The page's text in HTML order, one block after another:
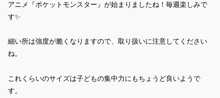
アニメ『ポケットモンスター』が始まりましたね！毎週楽しみで
す✨
細い所は強度が脆くなりますので、取り扱いに注意してください
ね。
これくらいのサイズは子どもの集中力にもちょうど良いようで
す。